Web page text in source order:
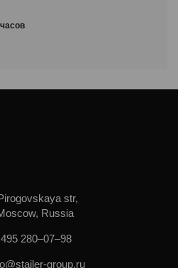
str,
Russia
280–07–98
group.ru